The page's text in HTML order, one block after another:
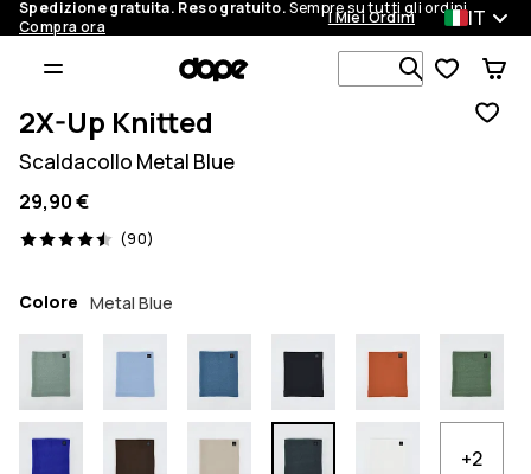
Spedizione gratuita. Reso gratuito.Sempre su tutti gli ordini.
Compra ora
I Miei Ordini IT
Cerca tra 1
2X-Up Knitted
Scaldacollo Metal Blue
29,90 €
(90)
90 recensioni, 4.5/5
Colore Metal Blue
+2